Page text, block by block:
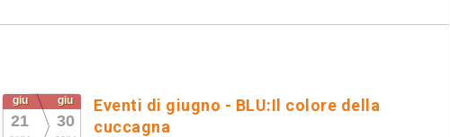
giu
21
giu
30
Eventi di giugno - BLU:Il colore della
cuccagna